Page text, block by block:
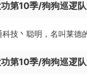
第10季/狗狗巡逻
技丶聪明，名叫莱德
第10季/狗狗巡逻